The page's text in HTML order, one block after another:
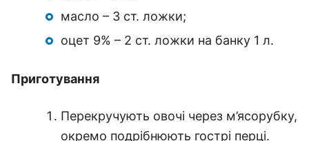
масло – 3 ст. ложки;
оцет 9% – 2 ст. ложки на банку 1 л.
Приготування
Перекручують овочі через м’ясорубку,
окремо подрібнюють гострі перці.